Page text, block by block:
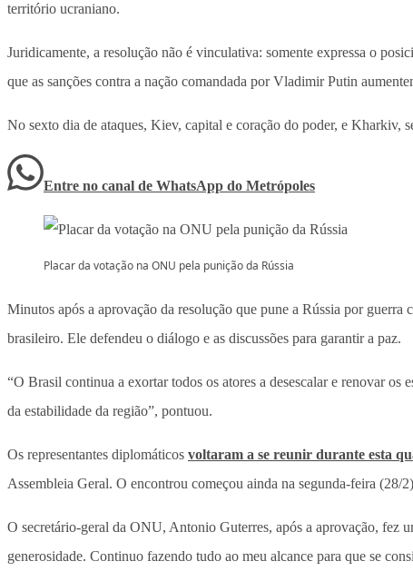
território ucraniano.
Juridicamente, a resolução não é vinculativa: somente expressa o
que as sanções contra a nação comandada por Vladimir Putin
No sexto dia de ataques, Kiev, capital e coração do poder, e Kharkiv,
Entre no canal de WhatsApp do Metrópoles
Placar da votação na ONU pela punição da Rússia
Minutos após a aprovação da resolução que pune a Rússia por
brasileiro. Ele defendeu o diálogo e as discussões para garantir a paz.
“O Brasil continua a exortar todos os atores a desescalar e renovar
da estabilidade da região”, pontuou.
Os representantes diplomáticos voltaram a se reunir durante esta
Assembleia Geral. O encontrou começou ainda na segunda-feira (28/
O secretário-geral da ONU, Antonio Guterres, após a aprovação, fez
generosidade. Continuo fazendo tudo ao meu alcance para que se